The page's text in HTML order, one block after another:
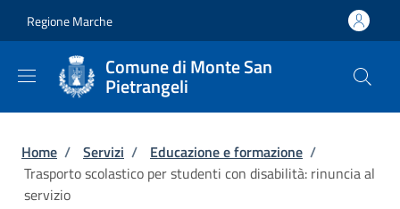
Regione Marche
Comune di Monte San
Pietrangeli
Briciole di pane
Home / Servizi / Educazione e formazione /
Trasporto scolastico per studenti con disabilità: rinuncia al
servizio